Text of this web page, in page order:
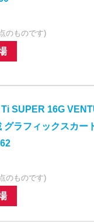
のものです)
SUPER 16G
ラフィックスカー
のものです)